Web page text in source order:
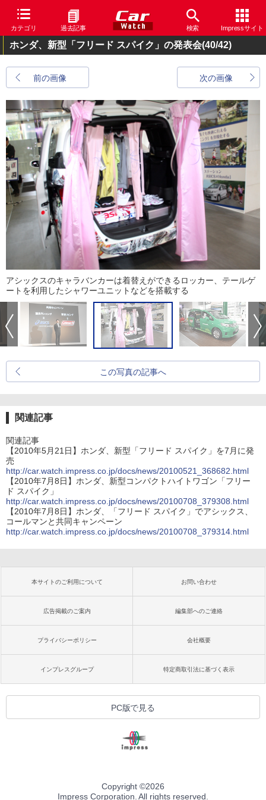
カテゴリ 過去記事 検索 Impressサイト
ホンダ、新型「フリード スパイク」の発表会(40/42)
前の画像 次の画像
アシックスのキャラバンカーは着替えができるロッカー、テールゲ
ートを利用したシャワーユニットなどを搭載する
この写真の記事へ
関連記事
関連記事
【2010年5月21日】ホンダ、新型「フリード スパイク」を7月に発
売
http://car.watch.impress.co.jp/docs/news/20100521_368682.html
【2010年7月8日】ホンダ、新型コンパクトハイトワゴン「フリー
ド スパイク」
http://car.watch.impress.co.jp/docs/news/20100708_379308.html
【2010年7月8日】ホンダ、「フリード スパイク」でアシックス、
コールマンと共同キャンペーン
http://car.watch.impress.co.jp/docs/news/20100708_379314.html
本サイトのご利用について お問い合わせ
広告掲載のご案内 編集部へのご連絡
プライバシーポリシー 会社概要
インプレスグループ 特定商取引法に基づく表示
PC版で見る
Copyright ©2026
Impress Corporation. All rights reserved.